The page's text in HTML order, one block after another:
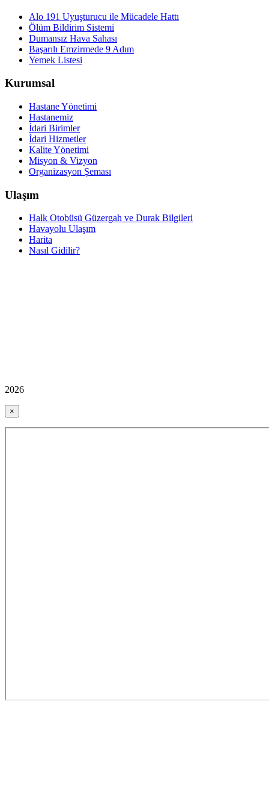
Alo 191 Uyuşturucu ile Mücadele Hattı
Ölüm Bildirim Sistemi
Dumansız Hava Sahası
Başarılı Emzirmede 9 Adım
Yemek Listesi
Kurumsal
Hastane Yönetimi
Hastanemiz
İdari Birimler
İdari Hizmetler
Kalite Yönetimi
Misyon & Vizyon
Organizasyon Şeması
Ulaşım
Halk Otobüsü Güzergah ve Durak Bilgileri
Havayolu Ulaşım
Harita
Nasıl Gidilir?
2026
×